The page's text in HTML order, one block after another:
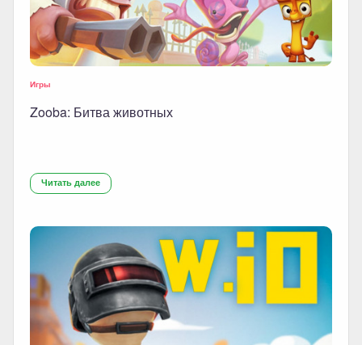
Игры
Zooba: Битва животных
Читать далее